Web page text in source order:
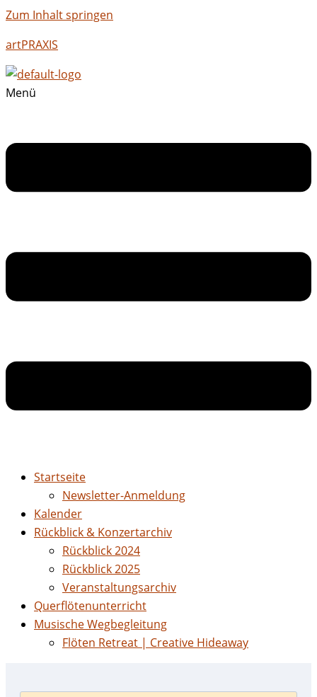
Zum Inhalt springen
artPRAXIS
Menü
Startseite
Newsletter-Anmeldung
Kalender
Rückblick & Konzertarchiv
Rückblick 2024
Rückblick 2025
Veranstaltungsarchiv
Querflötenunterricht
Musische Wegbegleitung
Flöten Retreat | Creative Hideaway